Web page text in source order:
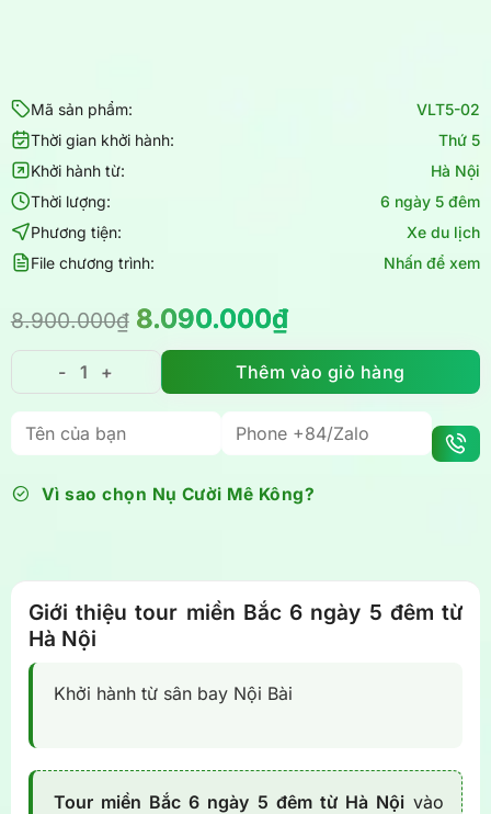
Mã sản phẩm:
VLT5-02
Thời gian khởi hành:
Thứ 5
Khởi hành từ:
Hà Nội
Thời lượng:
6 ngày 5 đêm
Phương tiện:
Xe du lịch
File chương trình:
Nhấn để xem
8.900.000₫
Giá
gốc
8.900.000₫.
8.090.000₫
Giá
hiện
là:
8.090.000₫.
Tour miền Bắc 6 ngày 5 đêm từ Hà Nội: Hà Nội - Hạ
Thêm vào giỏ hàng
Vì sao chọn Nụ Cười Mê Kông?
Giới thiệu tour miền Bắc 6 ngày 5 đêm từ
Hà Nội
Khởi hành từ sân bay Nội Bài
Tour miền Bắc 6 ngày 5 đêm từ Hà Nội vào